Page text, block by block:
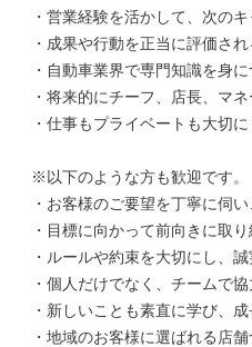
・営業経験を活かして、次の
・成果や行動を正当に評価さ
・自動車業界で専門知識を身
・将来的にチーフ、店長、マ
・仕事もプライベートも大切
※以下のような方も歓迎です。
・お客様のご要望を丁寧に伺
・目標に向かって前向きに取
・ルールや約束を大切にし、
・個人だけでなく、チームで
・新しいことも素直に学び、
・地域のお客様に選ばれる店